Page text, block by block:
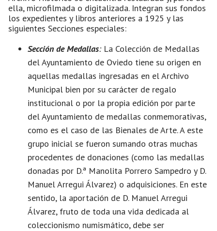
ella, microfilmada o digitalizada. Integran sus fondos
los expedientes y libros anteriores a 1925 y las
siguientes Secciones especiales:
Sección de Medallas: La Colección de Medallas
del Ayuntamiento de Oviedo tiene su origen en
aquellas medallas ingresadas en el Archivo
Municipal bien por su carácter de regalo
institucional o por la propia edición por parte
del Ayuntamiento de medallas conmemorativas,
como es el caso de las Bienales de Arte. A este
grupo inicial se fueron sumando otras muchas
procedentes de donaciones (como las medallas
donadas por D.ª Manolita Porrero Sampedro y D.
Manuel Arregui Álvarez) o adquisiciones. En este
sentido, la aportación de D. Manuel Arregui
Álvarez, fruto de toda una vida dedicada al
coleccionismo numismático, debe ser